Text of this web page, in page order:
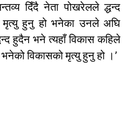
दिँदै नेता पोखरेलले द्धन्द
हुनु हो भनेका उनले अघि
हुदैन भने त्यहाँ विकास कहिले
विकासको मृत्यु हुनु हो ।’